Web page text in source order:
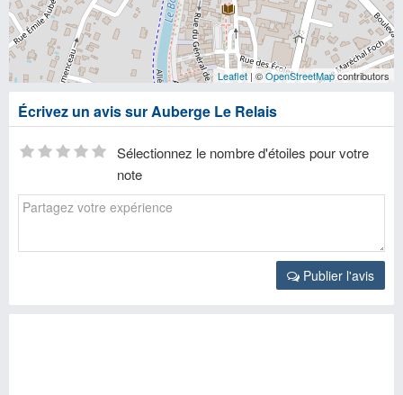
Leaflet| ©OpenStreetMapcontributors
Écrivez un avis sur Auberge Le Relais
Sélectionnez le nombre d'étoiles pour votre
note
Publier l'avis